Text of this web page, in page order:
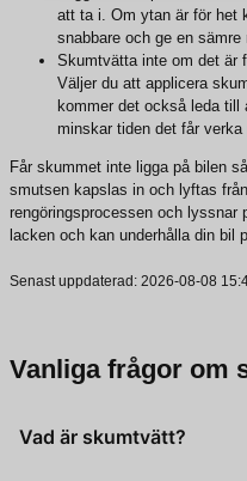
att ta i. Om ytan är för het
snabbare och ge en sämre
Skumtvätta inte om det är
Väljer du att applicera
kommer det också leda
minskar tiden det får verka
Får skummet inte ligga på bilen
smutsen kapslas in och lyftas
rengöringsprocessen och lyssnar
lacken och kan underhålla din bil
Senast uppdaterad: 2026-08-08
Vanliga frågor om
Vad är skumtvätt?